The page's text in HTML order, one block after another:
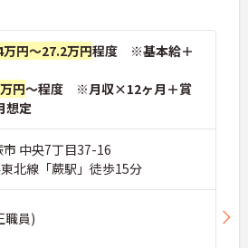
万円～27.2万円程度 ※基本給＋
円～程度 ※月収×12ヶ月＋賞
想定
市 中央7丁目37-16
北線「蕨駅」徒歩15分
職員)